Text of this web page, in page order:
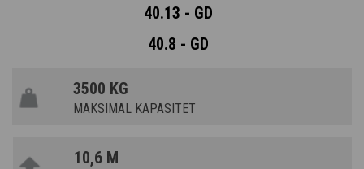
40.13 - GD
40.8 - GD
3500 KG
MAKSIMAL KAPASITET
10,6 M